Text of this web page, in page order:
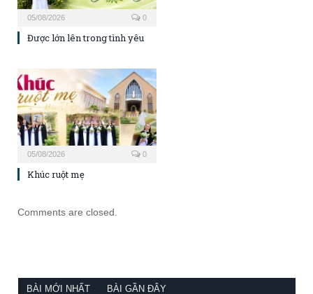
05/08/2026 0
Được lớn lên trong tình yêu
05/08/2026 0
Khúc ruột mẹ
Comments are closed.
BÀI MỚI NHẤT BÀI GẦN ĐÂY